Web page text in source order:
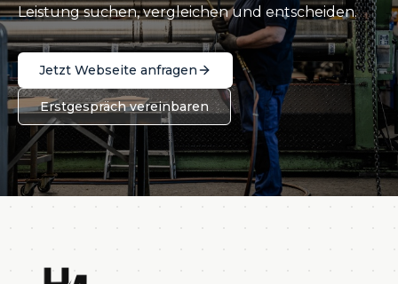
Leistung suchen, vergleichen und entscheiden.
Jetzt Webseite anfragen
Erstgespräch vereinbaren